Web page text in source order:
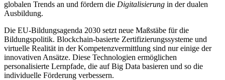
globalen Trends an und fördern die Digitalisierung in der dualen
Ausbildung.
Die EU-Bildungsagenda 2030 setzt neue Maßstäbe für die
Bildungspolitik. Blockchain-basierte Zertifizierungssysteme und
virtuelle Realität in der Kompetenzvermittlung sind nur einige der
innovativen Ansätze. Diese Technologien ermöglichen
personalisierte Lernpfade, die auf Big Data basieren und so die
individuelle Förderung verbessern.